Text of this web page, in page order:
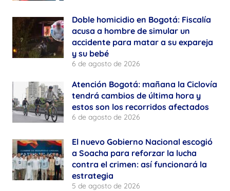
Doble homicidio en Bogotá: Fiscalía
acusa a hombre de simular un
accidente para matar a su expareja
y su bebé
6 de agosto de 2026
Atención Bogotá: mañana la Ciclovía
tendrá cambios de última hora y
estos son los recorridos afectados
6 de agosto de 2026
El nuevo Gobierno Nacional escogió
a Soacha para reforzar la lucha
contra el crimen: así funcionará la
estrategia
5 de agosto de 2026